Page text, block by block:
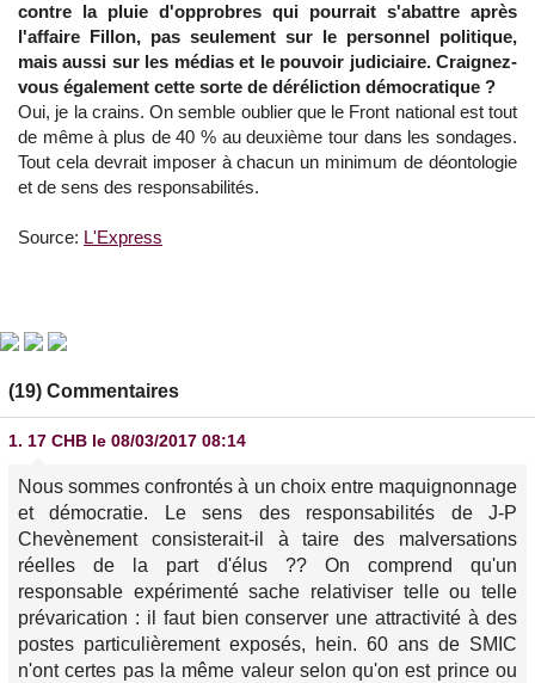
contre la pluie d'opprobres qui pourrait s'abattre après
l'affaire Fillon, pas seulement sur le personnel politique,
mais aussi sur les médias et le pouvoir judiciaire. Craignez-
vous également cette sorte de déréliction démocratique ?
Oui, je la crains. On semble oublier que le Front national est tout
de même à plus de 40 % au deuxième tour dans les sondages.
Tout cela devrait imposer à chacun un minimum de déontologie
et de sens des responsabilités.
Source: L'Express
(19) Commentaires
1. 17 CHB le 08/03/2017 08:14
Nous sommes confrontés à un choix entre maquignonnage
et démocratie. Le sens des responsabilités de J-P
Chevènement consisterait-il à taire des malversations
réelles de la part d'élus ?? On comprend qu'un
responsable expérimenté sache relativiser telle ou telle
prévarication : il faut bien conserver une attractivité à des
postes particulièrement exposés, hein. 60 ans de SMIC
n'ont certes pas la même valeur selon qu'on est prince ou